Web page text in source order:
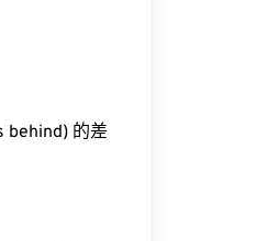
behind) 的差